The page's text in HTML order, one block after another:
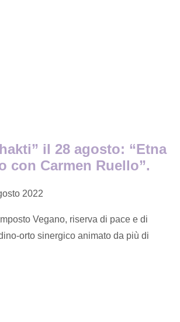
il 28 agosto: “Etna
con Carmen Ruello”.
2022
Vegano, riserva di pace e di
orto sinergico animato da più di